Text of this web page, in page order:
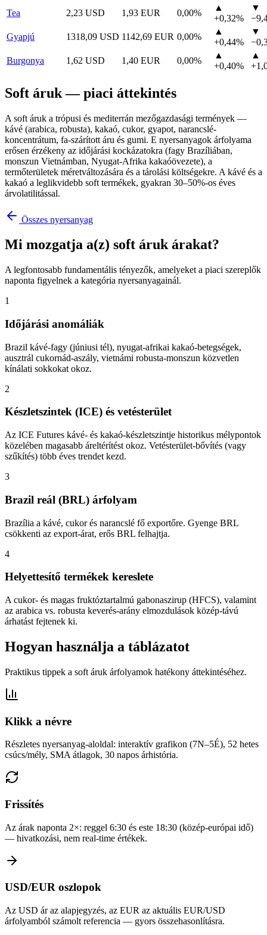
Tea
2,23 USD 1,93 EUR 0,00%
▲
+0,32%
▼
Gyapjú
1318,09 USD 1142,69 EUR 0,00%
▲
+0,44%
▼
Burgonya
1,62 USD 1,40 EUR 0,00%
▲
+0,40%
▲
Soft áruk — piaci áttekintés
A soft áruk a trópusi és mediterrán mezőgazdasági termények —
kávé (arabica, robusta), kakaó, cukor, gyapot, narancslé-
koncentrátum, fa-szárított áru és gumi. E nyersanyagok árfolyama
erősen érzékeny az időjárási kockázatokra (fagy Brazíliában,
monszun Vietnámban, Nyugat-Afrika kakaóövezete), a
termőterületek méretváltozására és a tárolási költségekre. A kávé és a
kakaó a leglikvidebb soft termékek, gyakran 30–50%-os éves
árvolatilitással.
Összes nyersanyag
Mi mozgatja a(z) soft áruk árakat?
A legfontosabb fundamentális tényezők, amelyeket a piaci szereplők
naponta figyelnek a kategória nyersanyagainál.
1
Időjárási anomáliák
Brazil kávé-fagy (júniusi tél), nyugat-afrikai kakaó-betegségek,
ausztrál cukornád-aszály, vietnámi robusta-monszun közvetlen
kínálati sokkokat okoz.
2
Készletszintek (ICE) és vetésterület
Az ICE Futures kávé- és kakaó-készletszintje historikus mélypontok
közelében magasabb áreltérítést okoz. Vetésterület-bővítés (vagy
szűkítés) több éves trendet kezd.
3
Brazil reál (BRL) árfolyam
Brazília a kávé, cukor és narancslé fő exportőre. Gyenge BRL
csökkenti az export-árat, erős BRL felhajtja.
4
Helyettesítő termékek kereslete
A cukor- és magas fruktóztartalmú gabonaszirup (HFCS), valamint
az arabica vs. robusta keverés-arány elmozdulások közép-távú
árhatást fejtenek ki.
Hogyan használja a táblázatot
Praktikus tippek a soft áruk árfolyamok hatékony áttekintéséhez.
Klikk a névre
Részletes nyersanyag-aloldal: interaktív grafikon (7N–5É), 52 hetes
csúcs/mély, SMA átlagok, 30 napos árhistória.
Frissítés
Az árak naponta 2×: reggel 6:30 és este 18:30 (közép-európai idő)
— hivatkozási, nem real-time értékek.
USD/EUR oszlopok
Az USD ár az alapjegyzés, az EUR az aktuális EUR/USD
árfolyamból számolt referencia — gyors összehasonlításra.